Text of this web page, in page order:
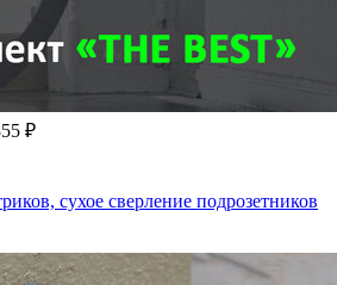
₽
сухое сверление подрозетников